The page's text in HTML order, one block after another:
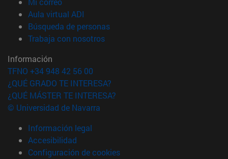
Aula virtual ADI
Búsqueda de personas(abre en nueva ventana)
Trabaja con nosotros(abre en nueva ventana)
Información
TFNO +34 948 42 56 00
¿QUÉ GRADO TE INTERESA?
¿QUÉ MÁSTER TE INTERESA?
© Universidad de Navarra
Información legal
Accesibilidad
Configuración de cookies